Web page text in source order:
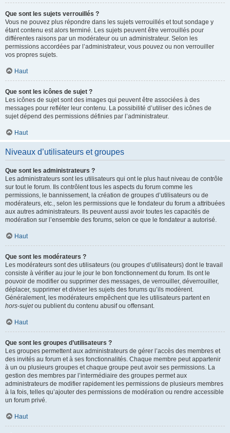
Que sont les sujets verrouillés ?
Vous ne pouvez plus répondre dans les sujets verrouillés et tout sondage y
étant contenu est alors terminé. Les sujets peuvent être verrouillés pour
différentes raisons par un modérateur ou un administrateur. Selon les
permissions accordées par l’administrateur, vous pouvez ou non verrouiller
vos propres sujets.
Haut
Que sont les icônes de sujet ?
Les icônes de sujet sont des images qui peuvent être associées à des
messages pour refléter leur contenu. La possibilité d’utiliser des icônes de
sujet dépend des permissions définies par l’administrateur.
Haut
Niveaux d’utilisateurs et groupes
Que sont les administrateurs ?
Les administrateurs sont les utilisateurs qui ont le plus haut niveau de contrôle
sur tout le forum. Ils contrôlent tous les aspects du forum comme les
permissions, le bannissement, la création de groupes d’utilisateurs ou de
modérateurs, etc., selon les permissions que le fondateur du forum a attribuées
aux autres administrateurs. Ils peuvent aussi avoir toutes les capacités de
modération sur l’ensemble des forums, selon ce que le fondateur a autorisé.
Haut
Que sont les modérateurs ?
Les modérateurs sont des utilisateurs (ou groupes d’utilisateurs) dont le travail
consiste à vérifier au jour le jour le bon fonctionnement du forum. Ils ont le
pouvoir de modifier ou supprimer des messages, de verrouiller, déverrouiller,
déplacer, supprimer et diviser les sujets des forums qu’ils modèrent.
Généralement, les modérateurs empêchent que les utilisateurs partent en
hors-sujetou publient du contenu abusif ou offensant.
Haut
Que sont les groupes d’utilisateurs ?
Les groupes permettent aux administrateurs de gérer l’accès des membres et
des invités au forum et à ses fonctionnalités. Chaque membre peut appartenir
à un ou plusieurs groupes et chaque groupe peut avoir ses permissions. La
gestion des membres par l’intermédiaire des groupes permet aux
administrateurs de modifier rapidement les permissions de plusieurs membres
à la fois, telles qu’ajouter des permissions de modération ou rendre accessible
un forum privé.
Haut